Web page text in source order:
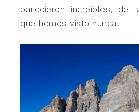
parecieron increíbles, de
que hemos visto nunca.